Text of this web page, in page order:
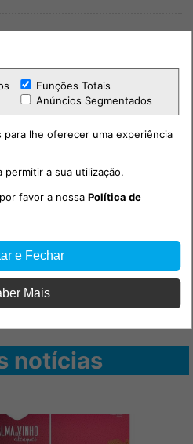
PUB
notícias
Funções Totais
Anúncios Segmentados
lhe oferecer uma experiência
permitir a sua utilização.
favor a nossaPolítica de
e Fechar
Mais